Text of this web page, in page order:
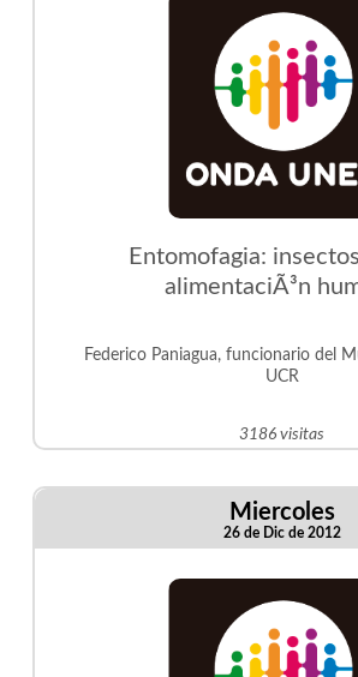
Entomofagia:
alimentaciÃ³n
Federico Paniagua, funcionario del
UCR
3186 visitas
Miercoles
26 de Dic de 2012